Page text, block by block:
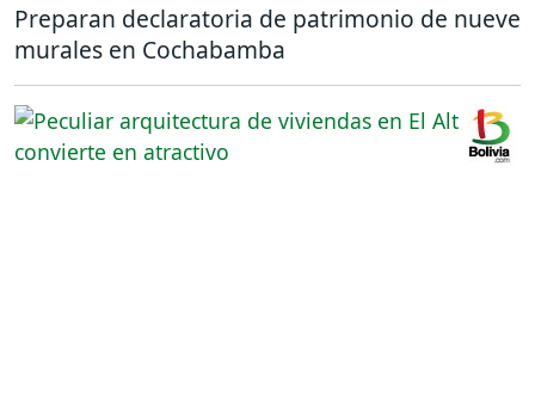
Preparan declaratoria de patrimonio de nueve
murales en Cochabamba